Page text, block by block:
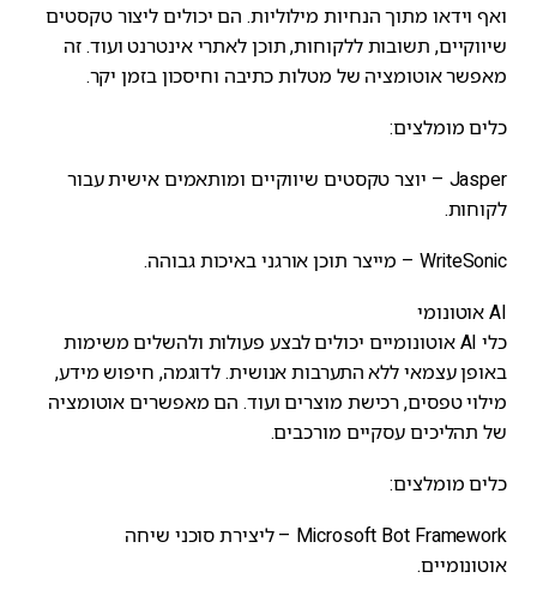
ואף וידאו מתוך הנחיות מילוליות. הם יכולים ליצור טקסטים
שיווקיים, תשובות ללקוחות, תוכן לאתרי אינטרנט ועוד. זה
מאפשר אוטומציה של מטלות כתיבה וחיסכון בזמן יקר.
כלים מומלצים:
Jasper – יוצר טקסטים שיווקיים ומותאמים אישית עבור
לקוחות.
WriteSonic – מייצר תוכן אורגני באיכות גבוהה.
AI אוטונומי
כלי AI אוטונומיים יכולים לבצע פעולות ולהשלים משימות
באופן עצמאי ללא התערבות אנושית. לדוגמה, חיפוש מידע,
מילוי טפסים, רכישת מוצרים ועוד. הם מאפשרים אוטומציה
של תהליכים עסקיים מורכבים.
כלים מומלצים:
Microsoft Bot Framework – ליצירת סוכני שיחה
אוטונומיים.